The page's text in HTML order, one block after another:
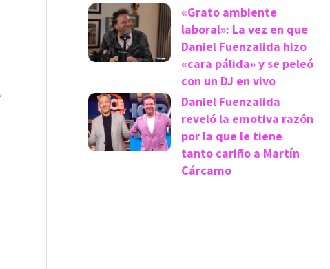
,
«Grato ambiente
laboral»: La vez en que
Daniel Fuenzalida hizo
«cara pálida» y se peleó
con un DJ en vivo
Daniel Fuenzalida
reveló la emotiva razón
por la que le tiene
tanto cariño a Martín
Cárcamo